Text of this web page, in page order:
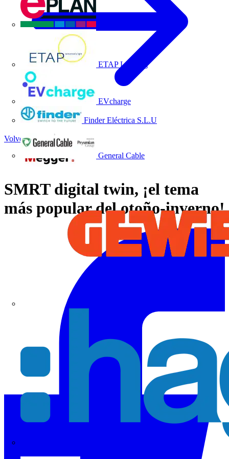
ETAP Lighting
EVcharge
Finder Eléctrica S.L.U
General Cable
Volver a Noticias
SMRT digital twin, ¡el tema
más popular del otoño-inverno!